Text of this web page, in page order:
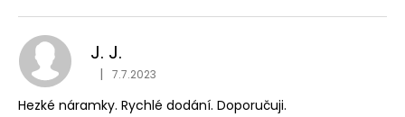
J. J.
Hodnocení obchodu je 5 z 5 hvězdiček.
| 7.7.2023
Hezké náramky. Rychlé dodání. Doporučuji.